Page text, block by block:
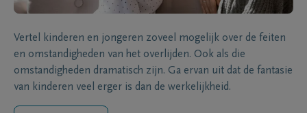
Vertel kinderen en jongeren zoveel mogelijk over de feiten
en omstandigheden van het overlijden. Ook als die
omstandigheden dramatisch zijn. Ga ervan uit dat de fantasie
van kinderen veel erger is dan de werkelijkheid.